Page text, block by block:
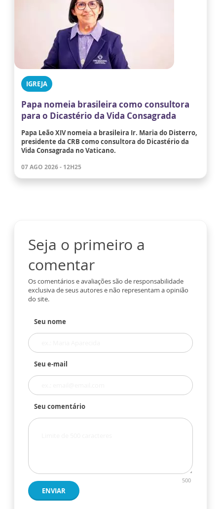
IGREJA
Papa nomeia brasileira como consultora
para o Dicastério da Vida Consagrada
Papa Leão XIV nomeia a brasileira Ir. Maria do Disterro,
presidente da CRB como consultora do Dicastério da
Vida Consagrada no Vaticano.
07 AGO 2026 - 12H25
Seja o primeiro a
comentar
Os comentários e avaliações são de responsabilidade
exclusiva de seus autores e não representam a opinião
do site.
Seu nome
Seu e-mail
Seu comentário
500
ENVIAR